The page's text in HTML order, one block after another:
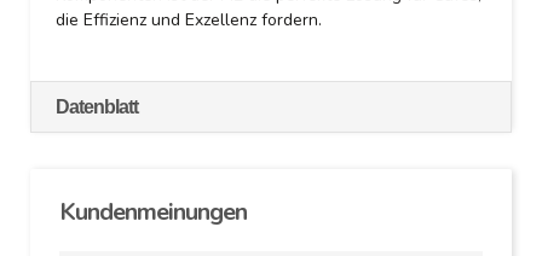
die Effizienz und Exzellenz fordern.
Datenblatt
Kundenmeinungen